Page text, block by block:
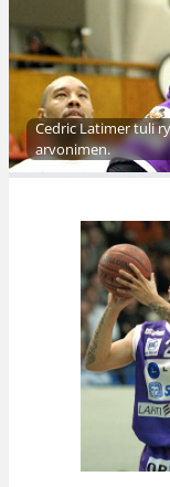
Cedric Latimer tuli
arvonimen.